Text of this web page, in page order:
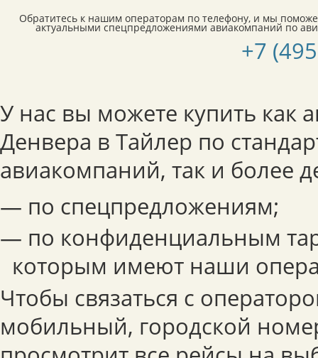
Обратитесь к нашим операторам по телефону, и мы
актуальными спецпредложениями авиакомпаний по
+7
У нас вы можете купить как
Денвера в Тайлер по
авиакомпаний, так и более
— по спецпредложениям;
— по конфиденциальным
которым имеют наши
Чтобы связаться с
мобильный, городской